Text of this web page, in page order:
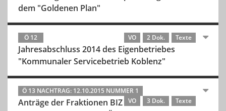
dem "Goldenen Plan"
Ö 12 VO 2 Dok. Texte
Jahresabschluss 2014 des Eigenbetriebes
"Kommunaler Servicebetrieb Koblenz"
Ö 13 NACHTRAG: 12.10.2015 NUMMER 1
VO
3 Dok. Texte
Anträge der Fraktionen BIZ